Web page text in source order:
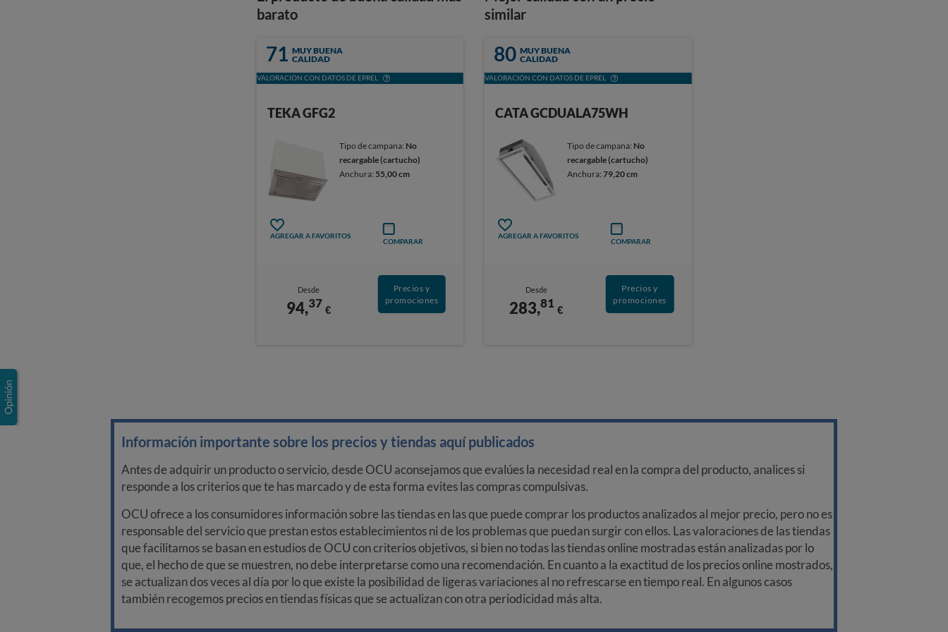
barato
71 MUY BUENA
CALIDAD
VALORACIÓN CON DATOS DE EPREL
TEKA GFG2
Tipo de campana: No
recargable (cartucho)
Anchura: 55,00 cm
AGREGAR A FAVORITOS
COMPARAR
Desde
94,37 €
Precios y
promociones
similar
80 MUY BUENA
CALIDAD
VALORACIÓN CON DATOS DE EPREL
CATA GCDUALA75WH
Tipo de campana: No
recargable (cartucho)
Anchura:79,20 cm
AGREGAR A FAVORITOS
COMPARAR
Desde
283,81 €
Precios y
promociones
Información importante sobre los precios y tiendas aquí publicados
Antes de adquirir un producto o servicio, desde OCU aconsejamos que evalúes la necesidad real en la compra del producto, analices si
responde a los criterios que te has marcado y de esta forma evites las compras compulsivas.
OCU ofrece a los consumidores información sobre las tiendas en las que puede comprar los productos analizados al mejor precio, pero no es
responsable del servicio que prestan estos establecimientos ni de los problemas que puedan surgir con ellos. Las valoraciones de las tiendas
que facilitamos se basan en estudios de OCU con criterios objetivos, si bien no todas las tiendas online mostradas están analizadas por lo
que, el hecho de que se muestren, no debe interpretarse como una recomendación. En cuanto a la exactitud de los precios online mostrados,
se actualizan dos veces al día por lo que existe la posibilidad de ligeras variaciones al no refrescarse en tiempo real. En algunos casos
también recogemos precios en tiendas físicas que se actualizan con otra periodicidad más alta.